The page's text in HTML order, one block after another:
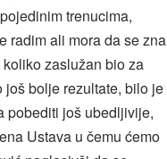
trenucima,
radim ali mora da se zna
zaslužan bio za
bolje rezultate, bilo je
pobediti još ubedljivije,
Ustava u čemu ćemo